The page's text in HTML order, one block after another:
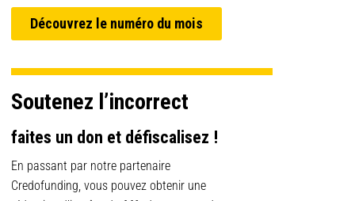
Découvrez le numéro du mois
Soutenez l’incorrect
faites un don et défiscalisez !
En passant par notre partenaire
Credofunding, vous pouvez obtenir une